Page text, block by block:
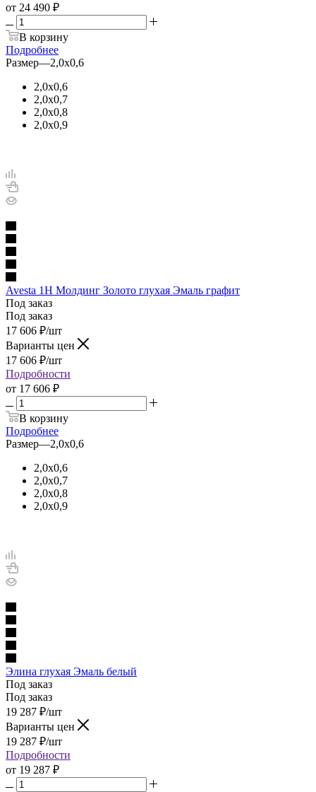
от 24 490 ₽
В корзину
Подробнее
Размер—2,0х0,6
2,0х0,6
2,0х0,7
2,0х0,8
2,0х0,9
Avesta 1H Молдинг Золото глухая Эмаль графит
Под заказ
Под заказ
17 606 ₽/шт
Варианты цен
17 606 ₽/шт
Подробности
от 17 606 ₽
В корзину
Подробнее
Размер—2,0х0,6
2,0х0,6
2,0х0,7
2,0х0,8
2,0х0,9
Элина глухая Эмаль белый
Под заказ
Под заказ
19 287 ₽/шт
Варианты цен
19 287 ₽/шт
Подробности
от 19 287 ₽